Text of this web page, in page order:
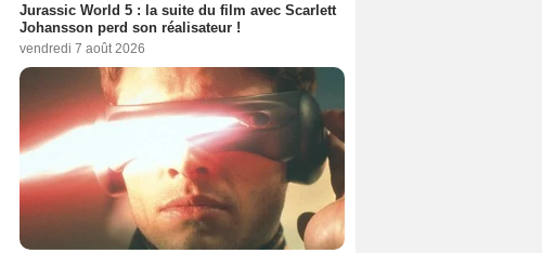
Jurassic World 5 : la suite du film avec Scarlett
Johansson perd son réalisateur !
vendredi 7 août 2026